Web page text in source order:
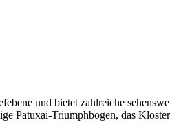
und bietet zahlreiche
Patuxai-Triumphbogen, das